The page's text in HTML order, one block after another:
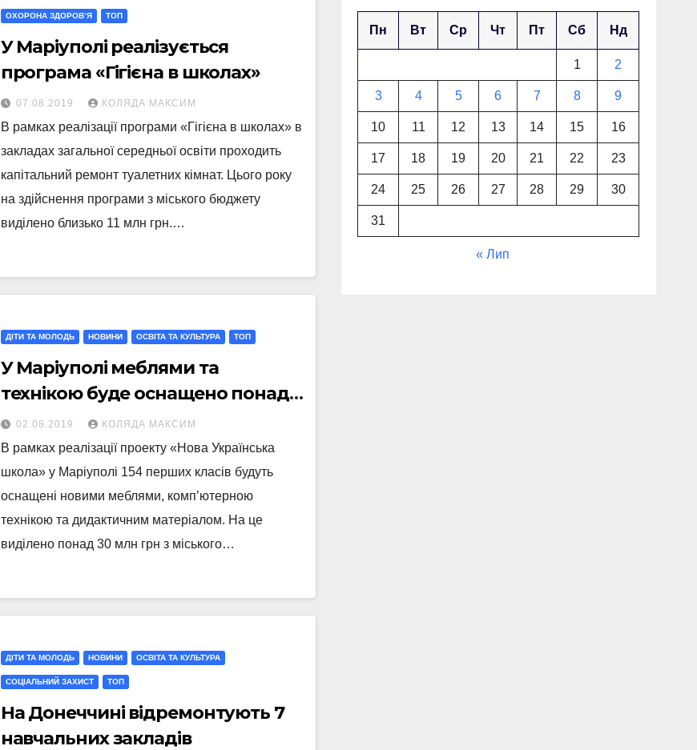
ОХОРОНА ЗДОРОВ’Я ТОП
У Маріуполі реалізується
програма «Гігієна в школах»
07.08.2019 КОЛЯДА МАКСИМ
В рамках реалізації програми «Гігієна в школах» в
закладах загальної середньої освіти проходить
капітальний ремонт туалетних кімнат. Цього року
на здійснення програми з міського бюджету
виділено близько 11 млн грн.…
ДІТИ ТА МОЛОДЬ НОВИНИ ОСВІТА ТА КУЛЬТУРА ТОП
У Маріуполі меблями та
технікою буде оснащено понад
150 перших класів
02.08.2019 КОЛЯДА МАКСИМ
В рамках реалізації проекту «Нова Українська
школа» у Маріуполі 154 перших класів будуть
оснащені новими меблями, комп’ютерною
технікою та дидактичним матеріалом. На це
виділено понад 30 млн грн з міського…
ДІТИ ТА МОЛОДЬ НОВИНИ ОСВІТА ТА КУЛЬТУРА
СОЦІАЛЬНИЙ ЗАХИСТ ТОП
На Донеччині відремонтують 7
навчальних закладів
Пн Вт Ср Чт Пт Сб Нд
1 2
3 4 5 6 7 8 9
10 11 12 13 14 15 16
17 18 19 20 21 22 23
24 25 26 27 28 29 30
31
« Лип